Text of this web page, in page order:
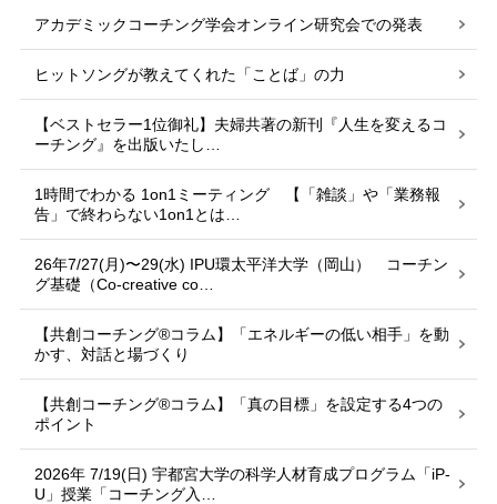
アカデミックコーチング学会オンライン研究会での発表
ヒットソングが教えてくれた「ことば」の力
【ベストセラー1位御礼】夫婦共著の新刊『人生を変えるコ
ーチング』を出版いたし…
1時間でわかる 1on1ミーティング 【「雑談」や「業務報
告」で終わらない1on1とは…
26年7/27(月)〜29(水) IPU環太平洋大学（岡山） コーチン
グ基礎（Co-creative co…
【共創コーチング®︎コラム】「エネルギーの低い相手」を動
かす、対話と場づくり
【共創コーチング®︎コラム】「真の目標」を設定する4つの
ポイント
2026年 7/19(日) 宇都宮大学の科学人材育成プログラム「iP-
U」授業「コーチング入…